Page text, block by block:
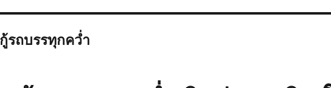
รถบรรทุกคว่ำ